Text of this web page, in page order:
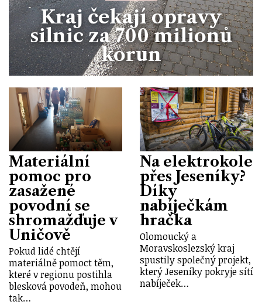
Kraj čekají opravy
silnic za 700 milionů
korun
Materiální
pomoc pro
zasažené
povodní se
shromažďuje v
Uničově
Pokud lidé chtějí
materiálně pomoct těm,
které v regionu postihla
blesková povodeň, mohou
tak…
Na elektrokole
přes Jeseníky?
Díky
nabíječkám
hračka
Olomoucký a
Moravskoslezský kraj
spustily společný projekt,
který Jeseníky pokryje sítí
nabíječek…